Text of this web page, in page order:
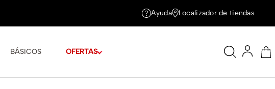
BÁSICOS OFERTAS
Ayuda Localizador de tiendas